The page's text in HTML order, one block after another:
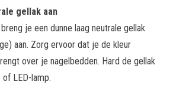
gellak aan
je een dunne laag neutrale gellak
aan. Zorg ervoor dat je de kleur
over je nagelbedden. Hard de gellak
LED-lamp.